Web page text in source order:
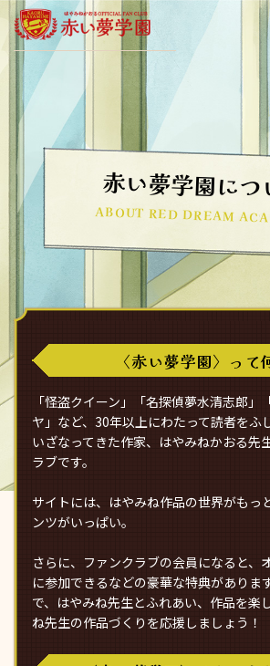
赤い夢学園につ
ABOUT RED DREAM
〈赤い夢学園〉って
「怪盗クイーン」「名探偵夢水清志郎」
ヤ」など、30年以上にわたって読者をふ
いざなってきた作家、はやみねかおる先
ラブです。
サイトには、はやみね作品の世界がもっ
ンツがいっぱい。
さらに、ファンクラブの会員になると、
に参加できるなどの豪華な特典がありま
で、はやみね先生とふれあい、作品を楽
ね先生の作品づくりを応援しましょう！